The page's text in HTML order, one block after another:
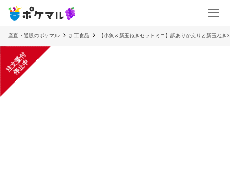
産直・通販のポケマル 加工食品 【小魚＆新玉ねぎセットミニ】訳ありかえりと新玉ね
注
文
受
付
停
止
中